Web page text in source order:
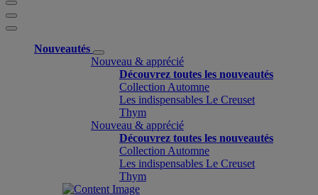
Nouveautés
Nouveau & apprécié
Découvrez toutes les nouveautés
Collection Automne
Les indispensables Le Creuset
Thym
Nouveau & apprécié
Découvrez toutes les nouveautés
Collection Automne
Les indispensables Le Creuset
Thym